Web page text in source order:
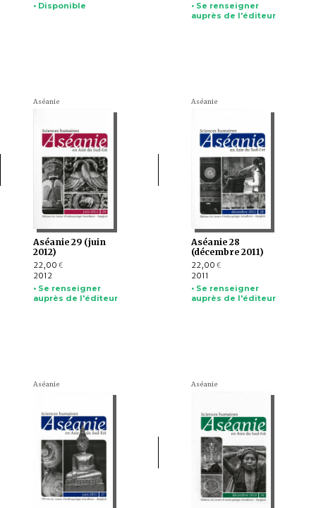
• Disponible
• Se renseigner
auprès de l'éditeur
Aséanie
Aséanie 29 (juin
2012)
22,00 €
2012
• Se renseigner
auprès de l'éditeur
Aséanie
Aséanie 28
(décembre 2011)
22,00 €
2011
• Se renseigner
auprès de l'éditeur
Aséanie Aséanie